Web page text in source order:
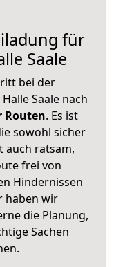
für
Saale
bei der
Saale nach
Routen. Es ist
sowohl sicher
auch ratsam,
frei von
Hindernissen
haben wir
die Planung,
Sachen